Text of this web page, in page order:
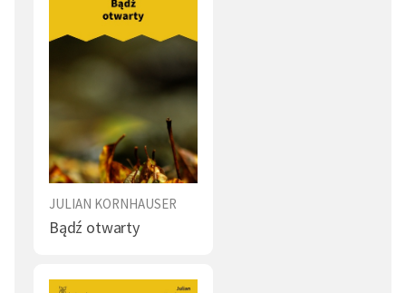
JULIAN KORNHAUSER
Bądź otwarty